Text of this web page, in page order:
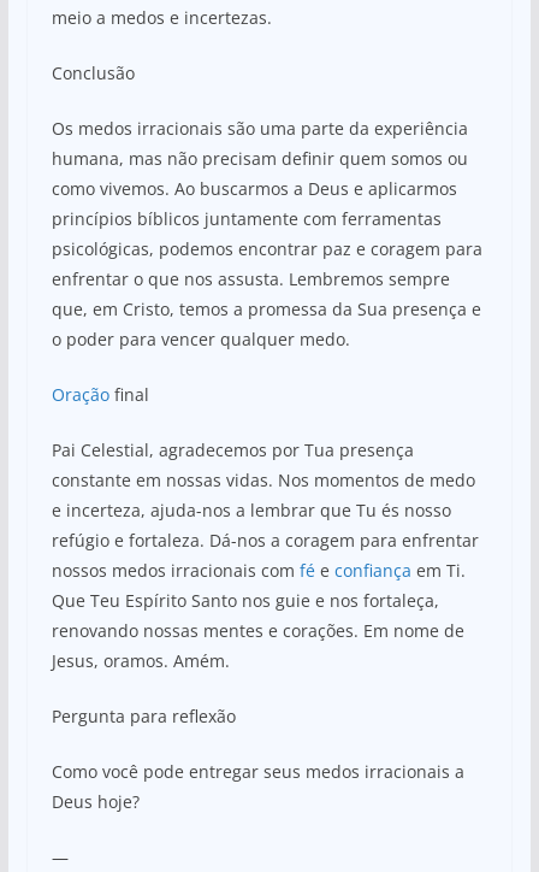
meio a medos e incertezas.
Conclusão
Os medos irracionais são uma parte da experiência
humana, mas não precisam definir quem somos ou
como vivemos. Ao buscarmos a Deus e aplicarmos
princípios bíblicos juntamente com ferramentas
psicológicas, podemos encontrar paz e coragem para
enfrentar o que nos assusta. Lembremos sempre
que, em Cristo, temos a promessa da Sua presença e
o poder para vencer qualquer medo.
Oraçãofinal
Pai Celestial, agradecemos por Tua presença
constante em nossas vidas. Nos momentos de medo
e incerteza, ajuda-nos a lembrar que Tu és nosso
refúgio e fortaleza. Dá-nos a coragem para enfrentar
nossos medos irracionais com fée confiança em Ti.
Que Teu Espírito Santo nos guie e nos fortaleça,
renovando nossas mentes e corações. Em nome de
Jesus, oramos. Amém.
Pergunta para reflexão
Como você pode entregar seus medos irracionais a
Deus hoje?
—